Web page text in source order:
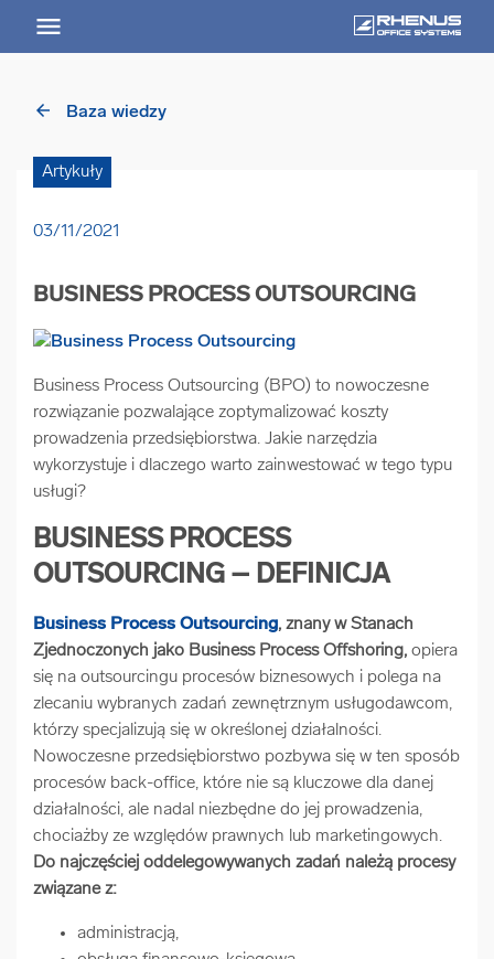
Archiwizowanie dokumentów arrow_forward
Przechowywanie dokumentacji arrow_forward
Usługi digitalizacjyjne
Pozostałe usługi arrow_forward
arrow_back Baza wiedzy
Artykuły
03/11/2021
BUSINESS PROCESS OUTSOURCING
Business Process Outsourcing (BPO) to nowoczesne
rozwiązanie pozwalające zoptymalizować koszty
prowadzenia przedsiębiorstwa. Jakie narzędzia
wykorzystuje i dlaczego warto zainwestować w tego typu
usługi?
BUSINESS PROCESS
OUTSOURCING – DEFINICJA
Business Process Outsourcing, znany w Stanach
Zjednoczonych jako Business Process Offshoring, opiera
się na outsourcingu procesów biznesowych i polega na
zlecaniu wybranych zadań zewnętrznym usługodawcom,
którzy specjalizują się w określonej działalności.
Nowoczesne przedsiębiorstwo pozbywa się w ten sposób
procesów back-office, które nie są kluczowe dla danej
działalności, ale nadal niezbędne do jej prowadzenia,
chociażby ze względów prawnych lub marketingowych.
Do najczęściej oddelegowywanych zadań należą procesy
związane z:
administracją,